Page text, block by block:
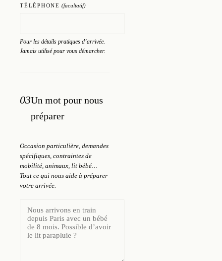
TÉLÉPHONE (facultatif)
Pour les détails pratiques d’arrivée.
Jamais utilisé pour vous démarcher.
03Un mot pour nous
préparer
Occasion particulière, demandes
spécifiques, contraintes de
mobilité, animaux, lit bébé…
Tout ce qui nous aide à préparer
votre arrivée.